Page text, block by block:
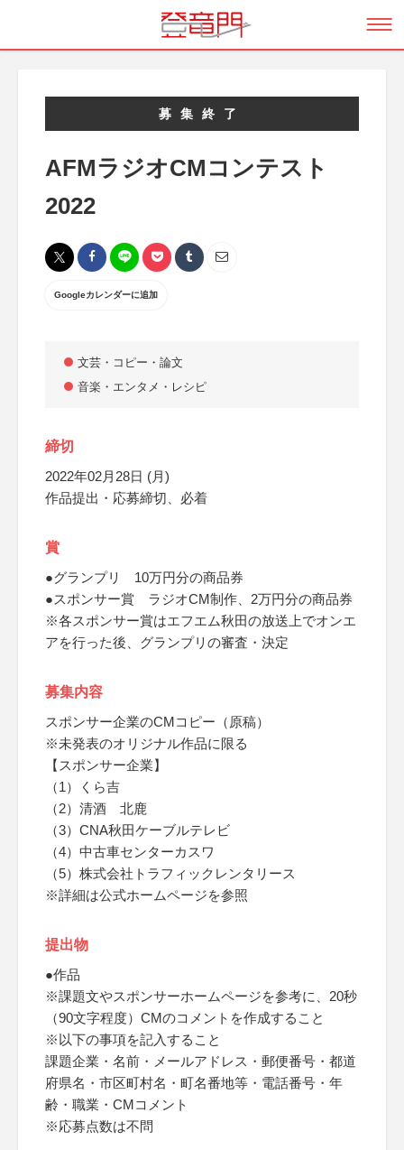
募集終了
AFMラジオCMコンテスト
2022
Googleカレンダーに追加
文芸・コピー・論文
音楽・エンタメ・レシピ
締切
2022年02月28日 (月)
作品提出・応募締切、必着
賞
●グランプリ 10万円分の商品券
●スポンサー賞 ラジオCM制作、2万円分の商品券
※各スポンサー賞はエフエム秋田の放送上でオンエ
アを行った後、グランプリの審査・決定
募集内容
スポンサー企業のCMコピー（原稿）
※未発表のオリジナル作品に限る
【スポンサー企業】
（1）くら吉
（2）清酒 北鹿
（3）CNA秋田ケーブルテレビ
（4）中古車センターカスワ
（5）株式会社トラフィックレンタリース
※詳細は公式ホームページを参照
提出物
●作品
※課題文やスポンサーホームページを参考に、20秒
（90文字程度）CMのコメントを作成すること
※以下の事項を記入すること
課題企業・名前・メールアドレス・郵便番号・都道
府県名・市区町村名・町名番地等・電話番号・年
齢・職業・CMコメント
※応募点数は不問